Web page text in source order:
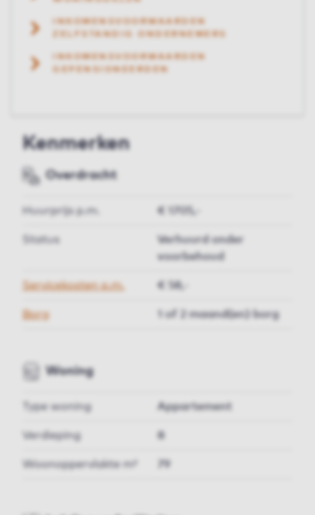
INKOMENSVOORWAARDEN
ZELFSTANDIG ONDERNEMERS
INKOMENSVOORWAARDEN
GEPENSIONEERDEN
Kenmerken
Overdracht
Huurprijs p.m. € 1705,-
Status
Verhuurd onder
voorbehoud
Servicekosten p.m. € 58,-
Borg 1 of 2 maand(en) borg
Woning
Type woning Appartement
Verdieping 8
Woonoppervlakte m² 79